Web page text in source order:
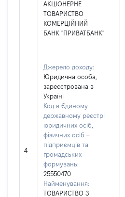
АКЦІОНЕРНЕ
ТОВАРИСТВО
КОМЕРЦІЙНИЙ
БАНК "ПРИВАТБАНК"
4
Джерело доходу:
Юридична особа,
зареєстрована в
Україні
Код в Єдиному
державному реєстрі
юридичних осіб,
фізичних осіб –
підприємців та
громадських
формувань:
25550470
Найменування:
ТОВАРИСТВО З